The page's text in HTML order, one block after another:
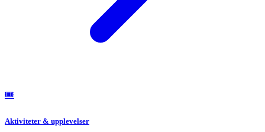
🎟️
Aktiviteter & upplevelser